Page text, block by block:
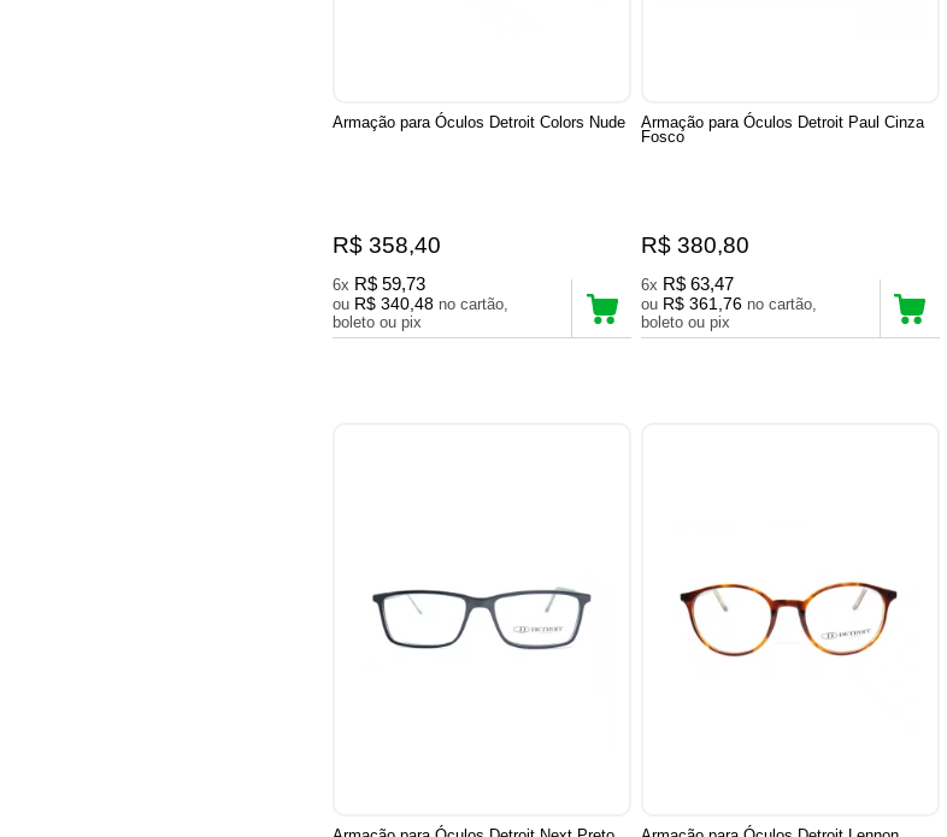
Armação para Óculos Detroit Colors Nude
R$ 358,40
6x R$ 59,73
ou R$ 340,48 no cartão,
boleto ou pix
Armação para Óculos Detroit Paul Cinza
Fosco
R$ 380,80
6x R$ 63,47
ou R$ 361,76 no cartão,
boleto ou pix